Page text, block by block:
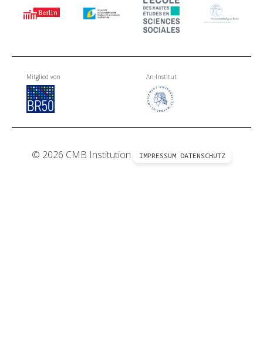
Mitglied von An-Institut
© 2026 CMB Institution IMPRESSUM DATENSCHUTZ